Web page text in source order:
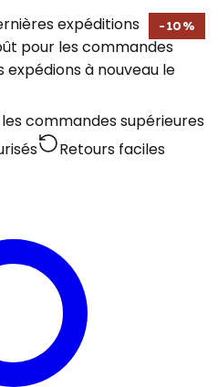
expéditions
pour les commandes
expédions à nouveau le
commandes supérieures
Retours faciles
- 10 %